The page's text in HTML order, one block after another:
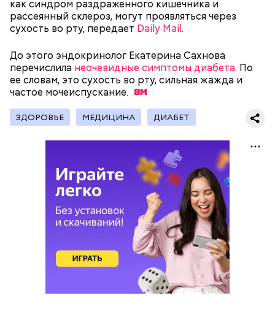
как синдром раздраженного кишечника и
рассеянный склероз, могут проявляться через
сухость во рту, передает Daily Mail.
До этого эндокринолог Екатерина Сахнова
перечислила неочевидные симптомы диабета. По
ее словам, это сухость во рту, сильная жажда и
частое мочеиспускание.
ЗДОРОВЬЕ МЕДИЦИНА ДИАБЕТ
кабачок;
петрушка;
оливковое масло;
— Кабачки, порезанные кубиками, нужно легко
обжарить на сковороде. К ним добавляются зелень
Получается очень вкусно, — поделился рецептом
Копылов.